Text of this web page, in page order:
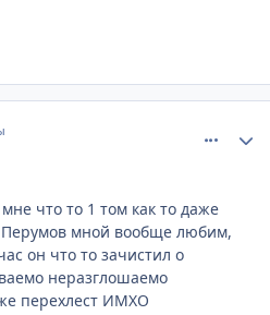
что то 1 том как то даже
мной вообще любим,
он что то зачистил о
неразглошаемо
перехлест ИМХО